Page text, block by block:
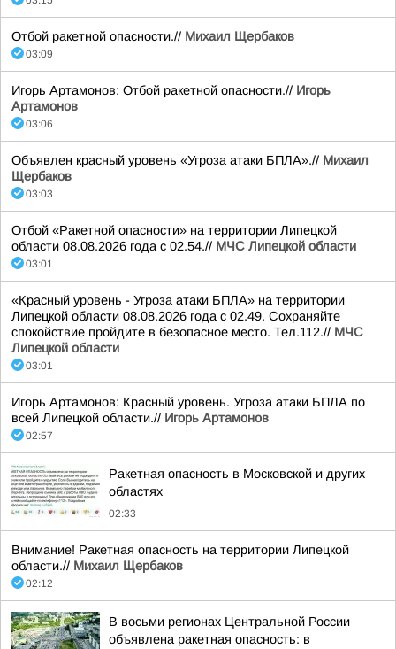
Отбой ракетной опасности.// Михаил Щербаков
03:09
Игорь Артамонов: Отбой ракетной опасности.// Игорь
Артамонов
03:06
Объявлен красный уровень «Угроза атаки БПЛА».// Михаил
Щербаков
03:03
Отбой «Ракетной опасности» на территории Липецкой
области 08.08.2026 года с 02.54.// МЧС Липецкой области
03:01
«Красный уровень - Угроза атаки БПЛА» на территории
Липецкой области 08.08.2026 года с 02.49. Сохраняйте
спокойствие пройдите в безопасное место. Тел.112.// МЧС
Липецкой области
03:01
Игорь Артамонов: Красный уровень. Угроза атаки БПЛА по
всей Липецкой области.// Игорь Артамонов
02:57
Ракетная опасность в Московской и других
областях
02:33
Внимание! Ракетная опасность на территории Липецкой
области.// Михаил Щербаков
02:12
В восьми регионах Центральной России
объявлена ракетная опасность: в